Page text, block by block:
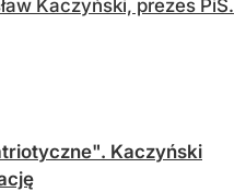
Kaczyński, prezes PiS.
Kaczyński